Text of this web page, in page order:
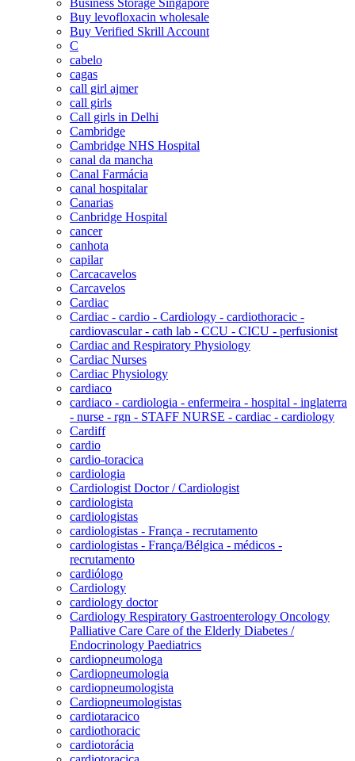
Buy levofloxacin wholesale
Buy Verified Skrill Account
C
cabelo
cagas
call girl ajmer
call girls
Call girls in Delhi
Cambridge
Cambridge NHS Hospital
canal da mancha
Canal Farmácia
canal hospitalar
Canarias
Canbridge Hospital
cancer
canhota
capilar
Carcacavelos
Carcavelos
Cardiac
Cardiac - cardio - Cardiology - cardiothoracic -
cardiovascular - cath lab - CCU - CICU - perfusionist
Cardiac and Respiratory Physiology
Cardiac Nurses
Cardiac Physiology
cardiaco
cardiaco - cardiologia - enfermeira - hospital - inglaterra
- nurse - rgn - STAFF NURSE - cardiac - cardiology
Cardiff
cardio
cardio-toracica
cardiologia
Cardiologist Doctor / Cardiologist
cardiologista
cardiologistas
cardiologistas - França - recrutamento
cardiologistas - França/Bélgica - médicos -
recrutamento
cardiólogo
Cardiology
cardiology doctor
Cardiology Respiratory Gastroenterology Oncology
Palliative Care Care of the Elderly Diabetes /
Endocrinology Paediatrics
cardiopneumologa
Cardiopneumologia
cardiopneumologista
Cardiopneumologistas
cardiotaracico
cardiothoracic
cardiotorácia